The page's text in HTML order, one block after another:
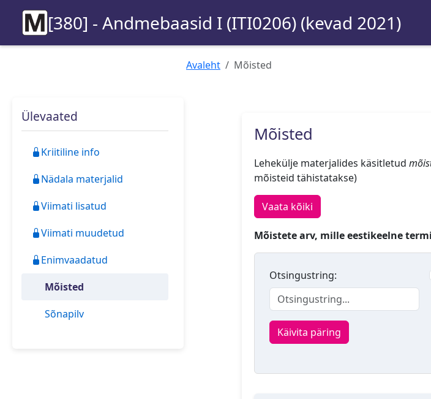
[380] - Andmebaasid I (ITI0206) (kevad 2021)
Avaleht Mõisted
Ülevaated
Kriitiline info
Nädala materjalid
Viimati lisatud
Viimati muudetud
Enimvaadatud
Mõisted
Sõnapilv
Mõisted
Lehekülje materjalides käsitletud
mõisteid tähistatakse)
Vaata kõiki
Mõistete arv, mille eestikeelne
Otsingustring:
Käivita päring